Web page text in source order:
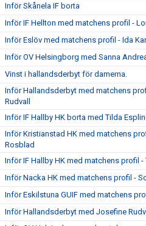
Inför Skånela IF borta
Inför IF Hellton med matchens profil -
Inför Eslöv med matchens profil - Ida
Inför OV Helsingborg med Sanna
Vinst i hallandsderbyt för damerna.
Inför Hallandsderbyt med matchens
Rudvall
Inför IF Hallby HK borta med Tilda
Inför Kristianstad HK med matchens
Rosblad
Inför IF Hallby HK med matchens profil -
Inför Nacka HK med matchens profil -
Inför Eskilstuna GUIF med matchens
Inför Hallandsderbyt med Josefine